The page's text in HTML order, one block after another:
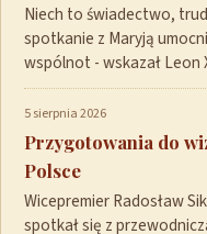
Niech to świadectwo,
spotkanie z Maryją
wspólnot - wskazał Leon
5 sierpnia 2026
Przygotowania do
Polsce
Wicepremier Radosław
spotkał się z